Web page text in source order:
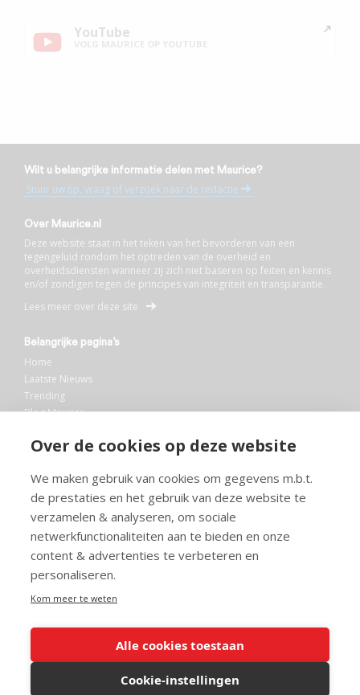
Over de cookies op deze website
We maken gebruik van cookies om gegevens m.b.t.
de prestaties en het gebruik van deze website te
verzamelen & analyseren, om sociale
netwerkfunctionaliteiten aan te bieden en onze
content & advertenties te verbeteren en
personaliseren.
Kom meer te weten
Alle cookies toestaan
Cookie-instellingen
YouTube
Wilt u belangrijke informatie delen met Maurice?
Stuur uw tip, vraag of verzoek naar de redactie
Over Maurice.nl
Deze website staat in het teken van het bevorderen van een
tegengeluid rondom het optreden van de overheid en
overheidsdiensten wanneer zij zich niet baseren op feiten en kennis
en/of zondigen tegen de principes van integriteit en transparantie.
Lees meer over deze site
Belangrijke pagina’s
Home
Laatste Nieuws
Trending
Blog Maurice
Bibliotheek
Info en service
FAQ
Doneren
Privacy
Voorwaarden
Meedoen
© 2026 Maurice.nl - Alle rechten voorbehouden. Op alle artikelen rust
copyright. Voor meer info, mail naarcontact@maurice.nl.